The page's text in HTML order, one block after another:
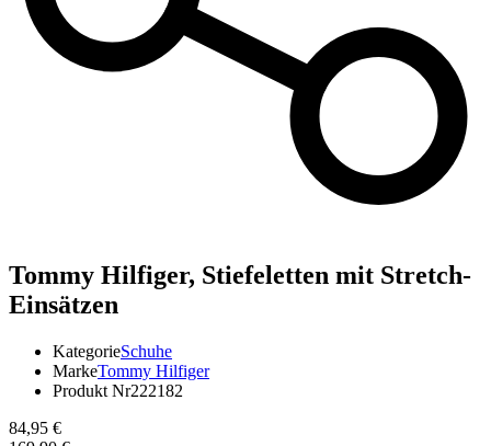
Tommy Hilfiger, Stiefeletten mit Stretch-
Einsätzen
KategorieSchuhe
MarkeTommy Hilfiger
Produkt Nr222182
84,95 €